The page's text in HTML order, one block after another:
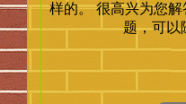
样的。 很高兴为您
题，可以